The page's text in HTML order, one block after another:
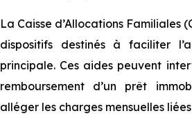
La Caisse d’Allocations Familiales
dispositifs destinés à faciliter
principale. Ces aides peuvent
remboursement d’un prêt
alléger les charges mensuelles